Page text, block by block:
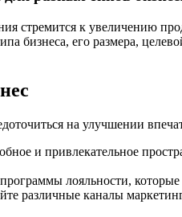
стремится к увеличению
бизнеса, его размера,
на улучшении
и привлекательное
программы лояльности,
различные каналы